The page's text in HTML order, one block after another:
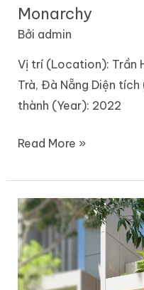
Monarchy
Bởi admin
Vị trí (Location): Trần
Trà, Đà Nẵng Diện
thành (Year): 2022
Read More »
Co
Man
3